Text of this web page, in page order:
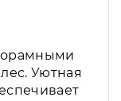
Уютная